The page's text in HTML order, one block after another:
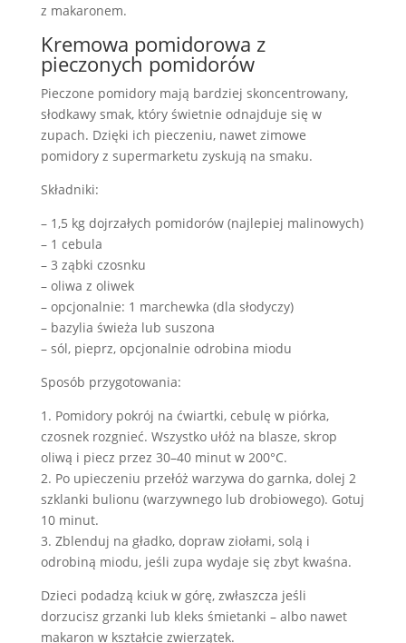
z makaronem.
Kremowa pomidorowa z
pieczonych pomidorów
Pieczone pomidory mają bardziej skoncentrowany,
słodkawy smak, który świetnie odnajduje się w
zupach. Dzięki ich pieczeniu, nawet zimowe
pomidory z supermarketu zyskują na smaku.
Składniki:
– 1,5 kg dojrzałych pomidorów (najlepiej malinowych)
– 1 cebula
– 3 ząbki czosnku
– oliwa z oliwek
– opcjonalnie: 1 marchewka (dla słodyczy)
– bazylia świeża lub suszona
– sól, pieprz, opcjonalnie odrobina miodu
Sposób przygotowania:
1. Pomidory pokrój na ćwiartki, cebulę w piórka,
czosnek rozgnieć. Wszystko ułóż na blasze, skrop
oliwą i piecz przez 30–40 minut w 200°C.
2. Po upieczeniu przełóż warzywa do garnka, dolej 2
szklanki bulionu (warzywnego lub drobiowego). Gotuj
10 minut.
3. Zblenduj na gładko, dopraw ziołami, solą i
odrobiną miodu, jeśli zupa wydaje się zbyt kwaśna.
Dzieci podadzą kciuk w górę, zwłaszcza jeśli
dorzucisz grzanki lub kleks śmietanki – albo nawet
makaron w kształcie zwierzątek.